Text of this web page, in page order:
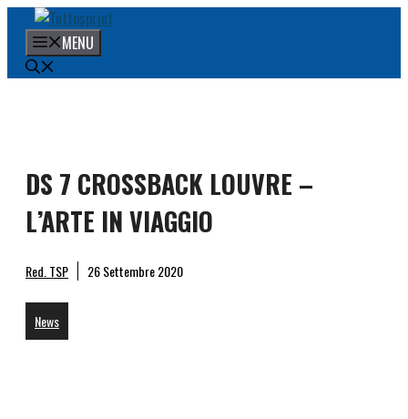
contenuto
MENU
DS 7 CROSSBACK LOUVRE –
L’ARTE IN VIAGGIO
Red. TSP 26 Settembre 2020
News